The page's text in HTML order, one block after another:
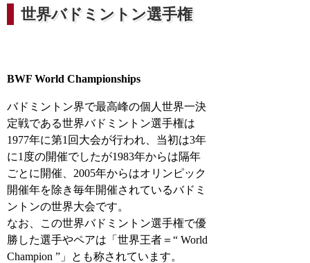
世界バドミントン選手権
BWF World Championships
バドミントン界で最高峰の個人世界一決
定戦である世界バドミントン選手権は
1977年に第1回大会が行われ、当初は3年
に1度の開催でしたが1983年からは隔年
ごとに開催、2005年からはオリンピック
開催年を除き毎年開催されているバドミ
ントンの世界大会です。
なお、この世界バドミントン選手権で優
勝した選手やペアは「世界王者＝“ World
Champion ”」とも称されています。